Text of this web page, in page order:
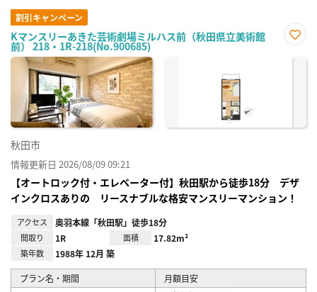
割引キャンペーン
Kマンスリーあきた芸術劇場ミルハス前（秋田県立美術館
前） 218・1R-218(No.900685)
に入
秋田市
情報更新日 2026/08/09 09:21
【オートロック付・エレベーター付】秋田駅から徒歩18分 デザ
インクロスありの リースナブルな格安マンスリーマンション！
アクセス 奥羽本線「秋田駅」徒歩18分
間取り 1R 面積 17.82m²
築年数 1988年 12月 築
プラン名・期間
月額目安